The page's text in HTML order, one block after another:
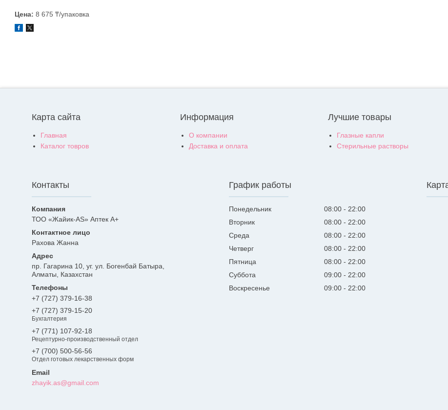
Цена: 8 675 ₸/упаковка
Карта сайта
Главная
Каталог товров
Информация
О компании
Доставка и оплата
Лучшие товары
Глазные капли
Стерильные растворы
Контакты
ТОО «Жайик-AS» Аптек А+
Рахова Жанна
пр. Гагарина 10, уг. ул. Богенбай Батыра,
Алматы, Казахстан
+7 (727) 379-16-38
+7 (727) 379-15-20
Бухгалтерия
+7 (771) 107-92-18
Рецептурно-производственный отдел
+7 (700) 500-56-56
Отдел готовых лекарственных форм
zhayik.as@gmail.com
График работы
Понедельник 08:00
22:00
Вторник
08:00
22:00
Среда
08:00
22:00
Четверг
08:00
22:00
Пятница
08:00
22:00
Суббота
09:00
22:00
Воскресенье
09:00 22:00